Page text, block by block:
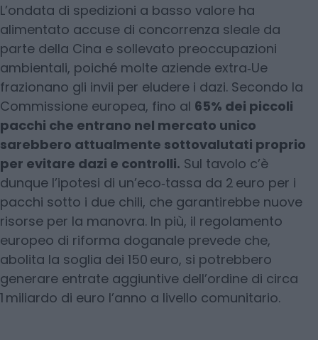
L’ondata di spedizioni a basso valore ha
alimentato accuse di concorrenza sleale da
parte della Cina e sollevato preoccupazioni
ambientali, poiché molte aziende extra‑Ue
frazionano gli invii per eludere i dazi. Secondo la
Commissione europea, fino al 65% dei piccoli
pacchi che entrano nel mercato unico
sarebbero attualmente sottovalutati proprio
per evitare dazi e controlli. Sul tavolo c’è
dunque l’ipotesi di un’eco‑tassa da 2 euro per i
pacchi sotto i due chili, che garantirebbe nuove
risorse per la manovra. In più, il regolamento
europeo di riforma doganale prevede che,
abolita la soglia dei 150 euro, si potrebbero
generare entrate aggiuntive dell’ordine di circa
1 miliardo di euro l’anno a livello comunitario.